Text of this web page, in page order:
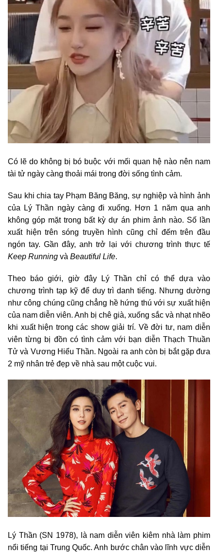
Có lẽ do không bị bó buộc với mối quan hệ nào nên nam
tài tử ngày càng thoải mái trong đời sống tình cảm.
Sau khi chia tay Phạm Băng Băng, sự nghiệp và hình ảnh
của Lý Thần ngày càng đi xuống. Hơn 1 năm qua anh
không góp mặt trong bất kỳ dự án phim ảnh nào. Số lần
xuất hiện trên sóng truyền hình cũng chỉ đếm trên đầu
ngón tay. Gần đây, anh trở lại với chương trình thực tế
Keep Running và Beautiful Life.
Theo báo giới, giờ đây Lý Thần chỉ có thể dựa vào
chương trình tạp kỹ để duy trì danh tiếng. Nhưng dường
như công chúng cũng chẳng hề hứng thú với sự xuất hiện
của nam diễn viên. Anh bị chê già, xuống sắc và nhạt nhẽo
khi xuất hiện trong các show giải trí. Về đời tư, nam diễn
viên từng bị đồn có tình cảm với bạn diễn Thạch Thuần
Tử và Vương Hiểu Thần. Ngoài ra anh còn bị bắt gặp đưa
2 mỹ nhân trẻ đẹp về nhà sau một cuộc vui.
Lý Thần (SN 1978), là nam diễn viên kiêm nhà làm phim
nổi tiếng tại Trung Quốc. Anh bước chân vào lĩnh vực diễn